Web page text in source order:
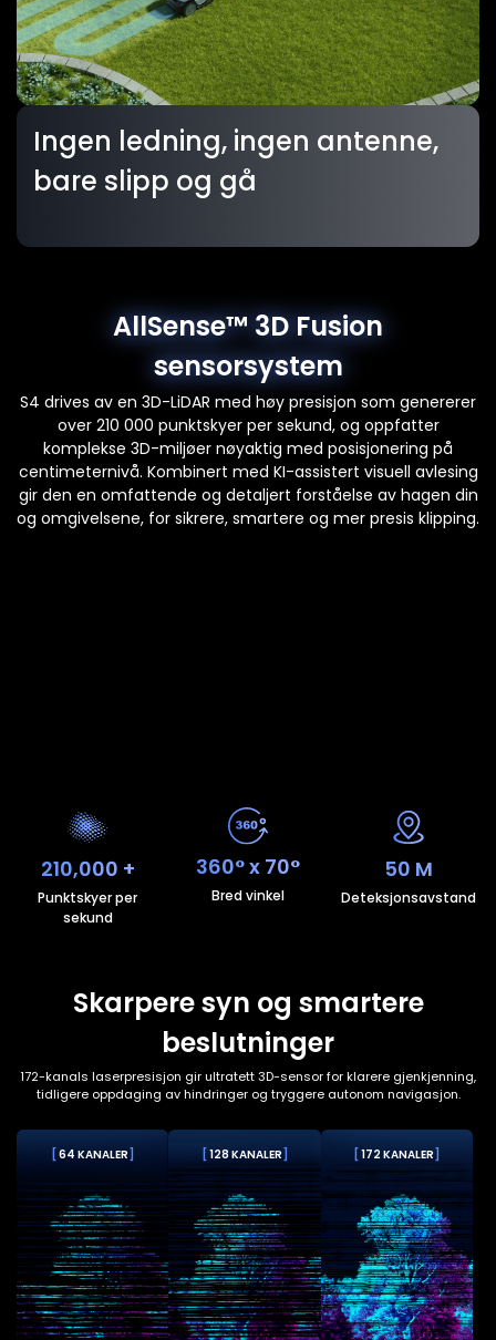
Ingen ledning, ingen antenne,
bare slipp og gå
AllSense™ 3D Fusion
sensorsystem
S4 drives av en 3D-LiDAR med høy presisjon som genererer
over 210 000 punktskyer per sekund, og oppfatter
komplekse 3D-miljøer nøyaktig med posisjonering på
centimeternivå. Kombinert med KI-assistert visuell avlesing
gir den en omfattende og detaljert forståelse av hagen din
og omgivelsene, for sikrere, smartere og mer presis klipping.
210,000 +
Punktskyer per
sekund
360° x 70°
Bred vinkel
50 M
Deteksjonsavstand
Skarpere syn og smartere
beslutninger
172-kanals laserpresisjon gir ultratett 3D-sensor for klarere gjenkjenning,
tidligere oppdaging av hindringer og tryggere autonom navigasjon.
[64 KANALER] [128 KANALER] [ 172 KANALER]